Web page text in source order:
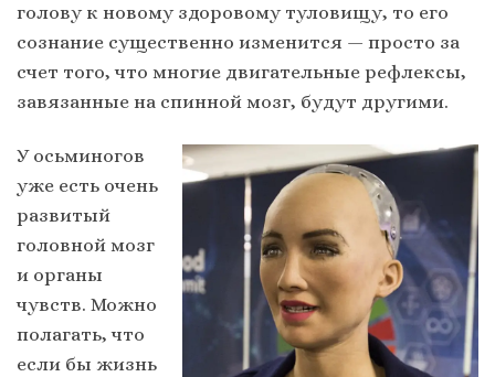
голову к новому здоровому туловищу, то его
сознание существенно изменится — просто за
счет того, что многие двигательные рефлексы,
завязанные на спинной мозг, будут другими.
У осьминогов
уже есть очень
развитый
головной мозг
и органы
чувств. Можно
полагать, что
если бы жизнь